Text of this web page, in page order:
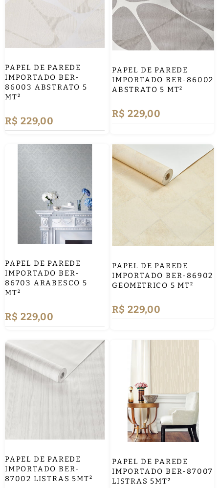
PAPEL DE PAREDE
IMPORTADO BER-
86003 ABSTRATO 5
MT²
R$ 229,00
PAPEL DE PAREDE
IMPORTADO BER-86002
ABSTRATO 5 MT²
R$ 229,00
PAPEL DE PAREDE
IMPORTADO BER-
86703 ARABESCO 5
MT²
R$ 229,00
PAPEL DE PAREDE
IMPORTADO BER-86902
GEOMETRICO 5 MT²
R$ 229,00
PAPEL DE PAREDE
IMPORTADO BER-
87002 LISTRAS 5MT²
PAPEL DE PAREDE
IMPORTADO BER-87007
LISTRAS 5MT²